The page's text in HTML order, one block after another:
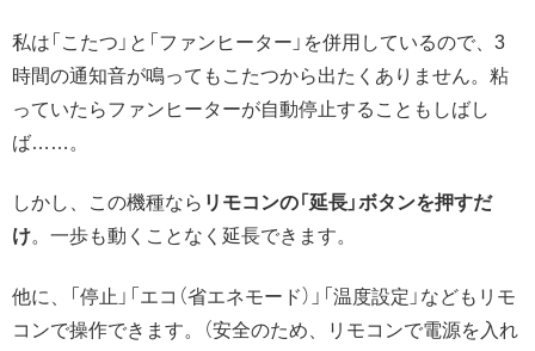
私は「こたつ」と「ファンヒーター」を併用しているので、3
時間の通知音が鳴ってもこたつから出たくありません。粘
っていたらファンヒーターが自動停止することもしばし
ば……。
しかし、この機種なら リモコンの「延長」ボタンを押すだ
け。一歩も動くことなく延長できます。
他に、「停止」「エコ（省エネモード）」「温度設定」などもリモ
コンで操作できます。（安全のため、リモコンで電源を入れ